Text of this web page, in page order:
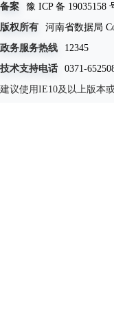
备案
豫 ICP 备 19035158
版权所有
河南省数据局
政务服务热线
12345
技术支持电话
0371-
建议使用IE10及以上版本